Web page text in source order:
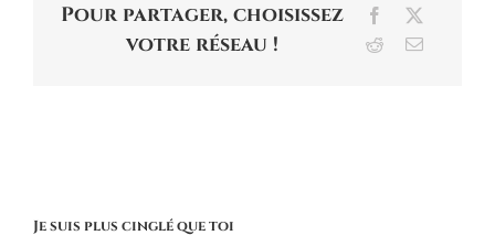
Pour partager, choisissez
votre réseau !
Facebook
RedditEmail
Je suis plus cinglé que toi